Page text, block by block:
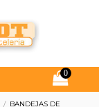
0
BANDEJAS DE